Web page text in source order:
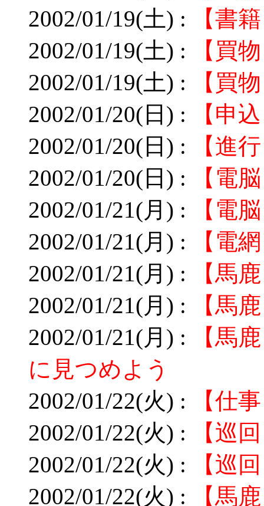
2002/01/19(土) :
【書
2002/01/19(土) :
【買
2002/01/19(土) :
【買
2002/01/20(日) :
【申
2002/01/20(日) :
【進
2002/01/20(日) :
【電
2002/01/21(月) :
【電
2002/01/21(月) :
【電
2002/01/21(月) :
【馬
2002/01/21(月) :
【馬
2002/01/21(月) :
【馬
に見つめよう
2002/01/22(火) :
【仕
2002/01/22(火) :
【巡
2002/01/22(火) :
【巡
2002/01/22(火) :
【馬